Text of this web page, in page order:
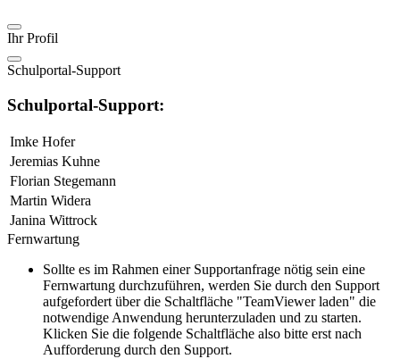
Ihr Profil
Schulportal-Support
Schulportal-Support:
Imke Hofer
Jeremias Kuhne
Florian Stegemann
Martin Widera
Janina Wittrock
Fernwartung
Sollte es im Rahmen einer Supportanfrage nötig sein eine
Fernwartung durchzuführen, werden Sie durch den Support
aufgefordert über die Schaltfläche "TeamViewer laden" die
notwendige Anwendung herunterzuladen und zu starten.
Klicken Sie die folgende Schaltfläche also bitte erst nach
Aufforderung durch den Support.